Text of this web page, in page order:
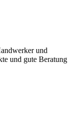
und
und gute Beratung